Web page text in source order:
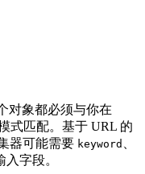
对象都必须与你在
式匹配。基于 URL 的
器可能需要 keyword
字段。